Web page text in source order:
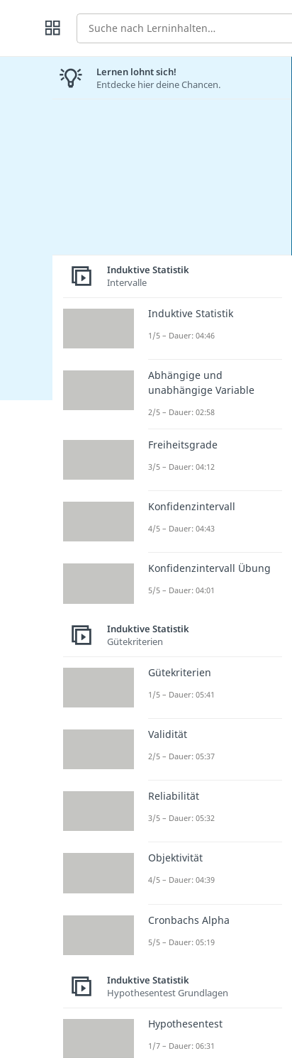
Suche
Lernen lohnt sich!
Entdecke hier deine Chancen.
Induktive Statistik
Intervalle
Induktive Statistik
1/5 – Dauer: 04:46
Abhängige und
unabhängige Variable
2/5 – Dauer: 02:58
Freiheitsgrade
3/5 – Dauer: 04:12
Konfidenzintervall
4/5 – Dauer: 04:43
Konfidenzintervall Übung
5/5 – Dauer: 04:01
Induktive Statistik
Gütekriterien
Gütekriterien
1/5 – Dauer: 05:41
Validität
2/5 – Dauer: 05:37
Reliabilität
3/5 – Dauer: 05:32
Objektivität
4/5 – Dauer: 04:39
Cronbachs Alpha
5/5 – Dauer: 05:19
Induktive Statistik
Hypothesentest Grundlagen
Hypothesentest
1/7 – Dauer: 06:31